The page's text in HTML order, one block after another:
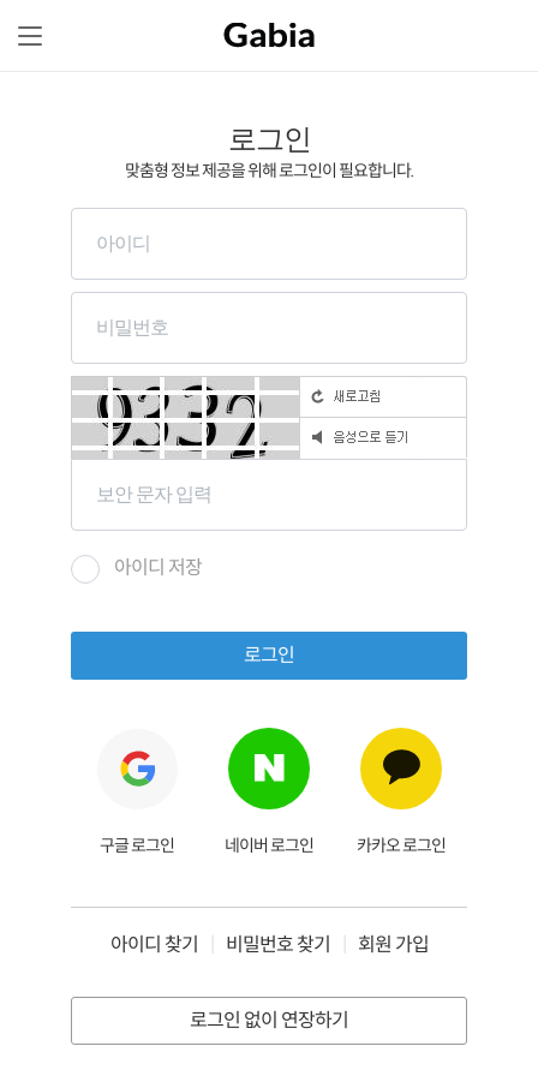
로그인
맞춤형 정보 제공을 위해 로그인이 필요합니다.
아이디 저장
로그인
구글 로그인 네이버 로그인 카카오 로그인
아이디 찾기 비밀번호 찾기 회원 가입
로그인 없이 연장하기